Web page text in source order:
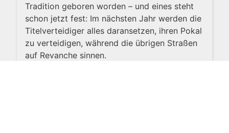
Tradition geboren worden – und eines steht
schon jetzt fest: Im nächsten Jahr werden die
Titelverteidiger alles daransetzen, ihren Pokal
zu verteidigen, während die übrigen Straßen
auf Revanche sinnen.